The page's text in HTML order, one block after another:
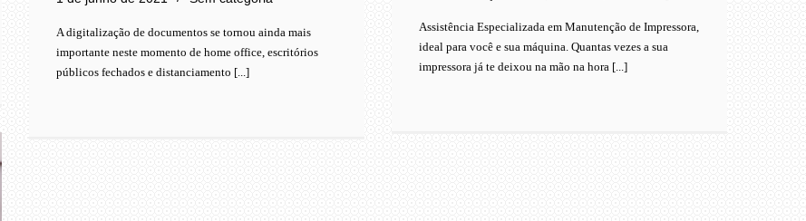
A digitalização de documentos se tornou ainda mais
importante neste momento de home office, escritórios
públicos fechados e distanciamento [...]
Assistência Especializada em Manutenção de Impressora,
ideal para você e sua máquina. Quantas vezes a sua
impressora já te deixou na mão na hora [...]